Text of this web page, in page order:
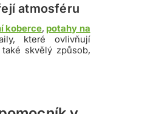
atmosféru
koberce, potahy na
které ovlivňují
skvělý způsob,